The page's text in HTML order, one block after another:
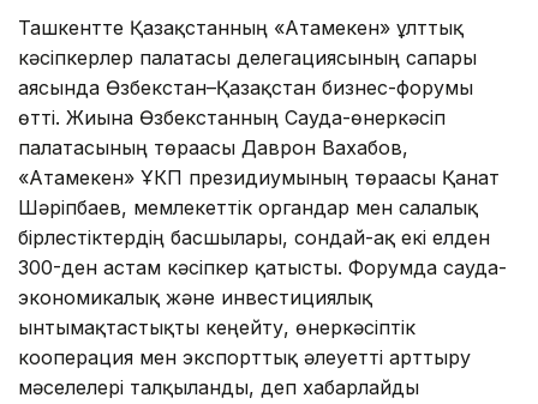
Ташкентте Қазақстанның «Атамекен» ұлттық
кәсіпкерлер палатасы делегациясының сапары
аясында Өзбекстан–Қазақстан бизнес-форумы
өтті. Жиынға Өзбекстанның Сауда-өнеркәсіп
палатасының төрағасы Даврон Вахабов,
«Атамекен» ҰКП президиумының төрағасы Қанат
Шәріпбаев, мемлекеттік органдар мен салалық
бірлестіктердің басшылары, сондай-ақ екі елден
300-ден астам кәсіпкер қатысты. Форумда сауда-
экономикалық және инвестициялық
ынтымақтастықты кеңейту, өнеркәсіптік
кооперация мен экспорттық әлеуетті арттыру
мәселелері талқыланды, деп хабарлайды